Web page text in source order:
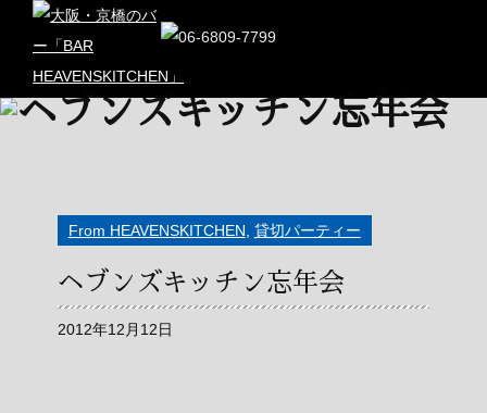
From HEAVENSKITCHEN 貸切パーティー
ヘブンズキッチン忘年会
2012年12月12日